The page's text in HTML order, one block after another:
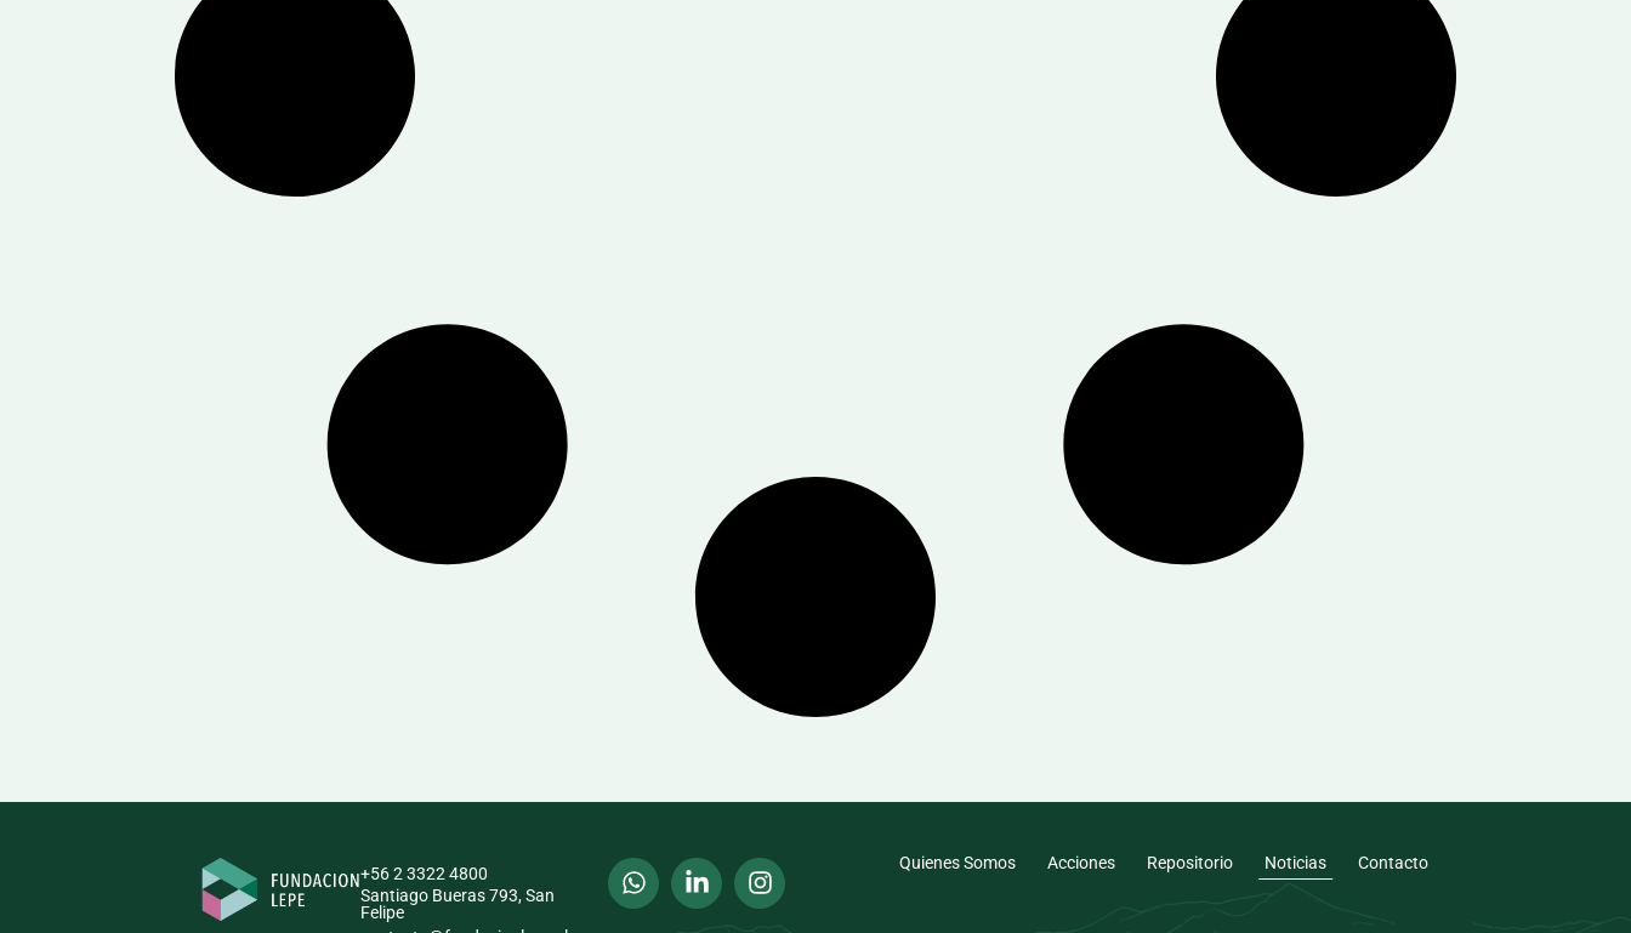
+56 2 3322 4800
Santiago Bueras 793, San
Felipe
Quienes Somos Acciones Repositorio Noticias Contacto